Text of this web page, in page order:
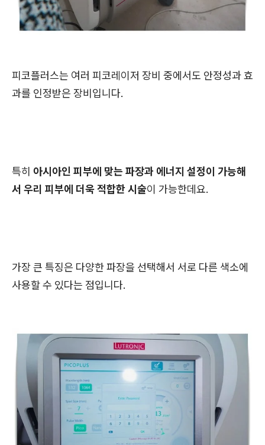
피코플러스는 여러 피코레이저 장비 중에서도 안정성과 효
과를 인정받은 장비입니다.
특히 아시아인 피부에 맞는 파장과 에너지 설정이 가능해
서 우리 피부에 더욱 적합한 시술이 가능한데요.
가장 큰 특징은 다양한 파장을 선택해서 서로 다른 색소에
사용할 수 있다는 점입니다.